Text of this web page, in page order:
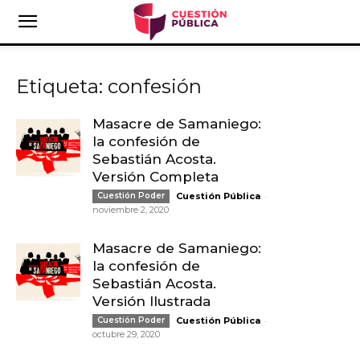
Etiqueta: confesión
Masacre de Samaniego:
la confesión de
Sebastián Acosta.
Versión Completa
Cuestión Poder Cuestión Pública -
noviembre 2, 2020
Masacre de Samaniego:
la confesión de
Sebastián Acosta.
Versión Ilustrada
Cuestión Poder Cuestión Pública -
octubre 29, 2020